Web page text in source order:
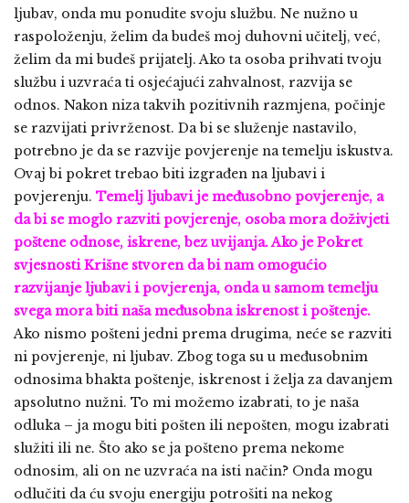
ljubav, onda mu ponudite svoju službu. Ne nužno u
raspoloženju, želim da budeš moj duhovni učitelj, već,
želim da mi budeš prijatelj. Ako ta osoba prihvati tvoju
službu i uzvraća ti osjećajući zahvalnost, razvija se
odnos. Nakon niza takvih pozitivnih razmjena, počinje
se razvijati privrženost. Da bi se služenje nastavilo,
potrebno je da se razvije povjerenje na temelju iskustva.
Ovaj bi pokret trebao biti izgrađen na ljubavi i
povjerenju. Temelj ljubavi je međusobno povjerenje, a
da bi se moglo razviti povjerenje, osoba mora doživjeti
poštene odnose, iskrene, bez uvijanja. Ako je Pokret
svjesnosti Krišne stvoren da bi nam omogućio
razvijanje ljubavi i povjerenja, onda u samom temelju
svega mora biti naša međusobna iskrenost i poštenje.
Ako nismo pošteni jedni prema drugima, neće se razviti
ni povjerenje, ni ljubav. Zbog toga su u međusobnim
odnosima bhakta poštenje, iskrenost i želja za davanjem
apsolutno nužni. To mi možemo izabrati, to je naša
odluka – ja mogu biti pošten ili nepošten, mogu izabrati
služiti ili ne. Što ako se ja pošteno prema nekome
odnosim, ali on ne uzvraća na isti način? Onda mogu
odlučiti da ću svoju energiju potrošiti na nekog